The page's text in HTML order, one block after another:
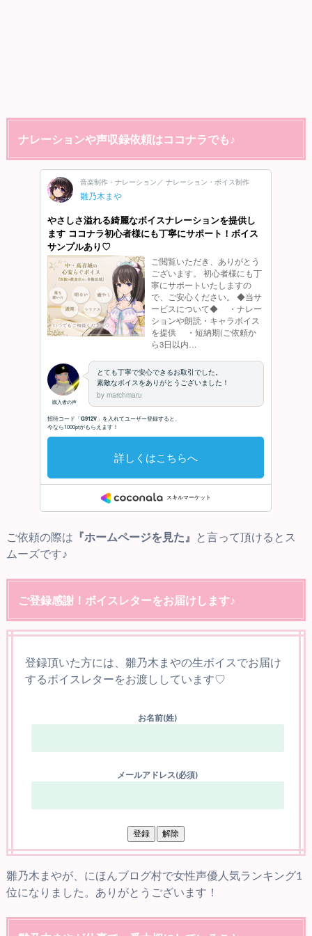
ナレーションや声収録依頼はココナラでも♪
ご依頼の際は 『ホームページを見た』
と言って頂けるとス
ムーズです♪
ご登録感謝！ボイスレターをお届けします♪
登録頂いた方には、雛乃木まやの生ボイスでお届け
するボイスレターをお渡ししています♡
お名前(姓)
メールアドレス(必須)
雛乃木まやが、にほんブログ村で女性声優人気ランキング1
位になりました。ありがとうございます！